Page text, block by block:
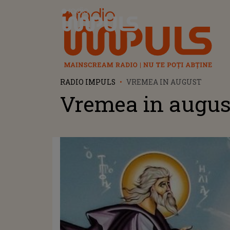
Radio Impuls
RADIO IMPULS VREMEA IN AUGUST
Vremea in